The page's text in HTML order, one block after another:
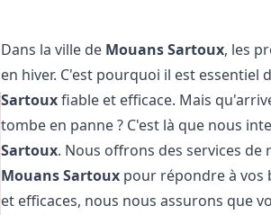
Dans la ville de Mouans Sartoux, les
en hiver. C'est pourquoi il est essentiel
Sartouxfiable et efficace. Mais
tombe en panne ? C'est là que nous
Sartoux. Nous offrons des services
Mouans Sartoux pour répondre à vos
et efficaces, nous nous assurons que